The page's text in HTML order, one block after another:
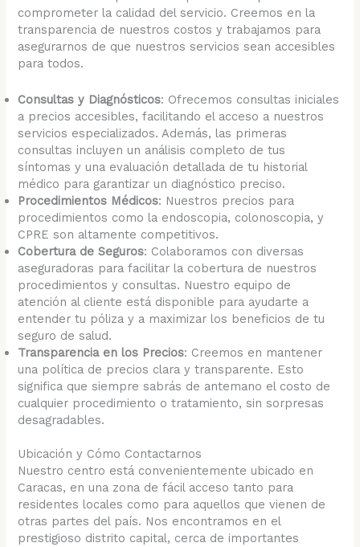
comprometer la calidad del servicio. Creemos en la
transparencia de nuestros costos y trabajamos para
asegurarnos de que nuestros servicios sean accesibles
para todos.
Consultas y Diagnósticos: Ofrecemos consultas iniciales
a precios accesibles, facilitando el acceso a nuestros
servicios especializados. Además, las primeras
consultas incluyen un análisis completo de tus
síntomas y una evaluación detallada de tu historial
médico para garantizar un diagnóstico preciso.
Procedimientos Médicos: Nuestros precios para
procedimientos como la endoscopia, colonoscopia, y
CPRE son altamente competitivos.
Cobertura de Seguros: Colaboramos con diversas
aseguradoras para facilitar la cobertura de nuestros
procedimientos y consultas. Nuestro equipo de
atención al cliente está disponible para ayudarte a
entender tu póliza y a maximizar los beneficios de tu
seguro de salud.
Transparencia en los Precios: Creemos en mantener
una política de precios clara y transparente. Esto
significa que siempre sabrás de antemano el costo de
cualquier procedimiento o tratamiento, sin sorpresas
desagradables.
Ubicación y Cómo Contactarnos
Nuestro centro está convenientemente ubicado en
Caracas, en una zona de fácil acceso tanto para
residentes locales como para aquellos que vienen de
otras partes del país. Nos encontramos en el
prestigioso distrito capital, cerca de importantes